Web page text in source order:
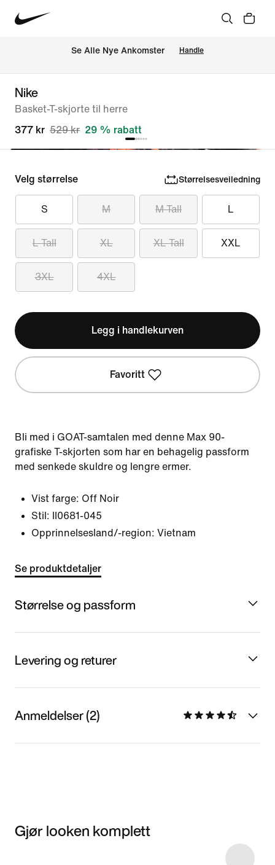
Se Alle Nye Ankomster Handle
Nike
Basket-T-skjorte til herre
377 kr 529 kr 29 % rabatt
Velg størrelse Størrelsesveiledning
S M M Tall L
L Tall XL XL Tall XXL
3XL 4XL
Legg i handlekurven
Favoritt
Bli med i GOAT-samtalen med denne Max 90-
grafiske T-skjorten som har en behagelig passform
med senkede skuldre og lengre ermer.
Vist farge: Off Noir
Stil:
II0681-045
Opprinnelsesland/-region: Vietnam
Se produktdetaljer
Størrelse og passform
Levering og returer
Anmeldelser (2)
Gjør looken komplett